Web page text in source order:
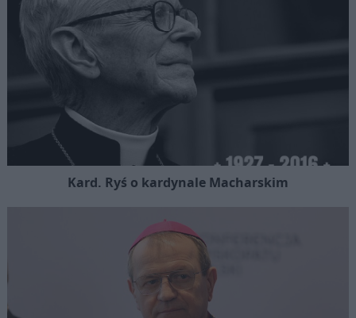
Kard. Ryś o kardynale Macharskim